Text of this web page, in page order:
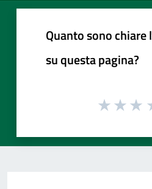
Quanto sono
su questa pagina?